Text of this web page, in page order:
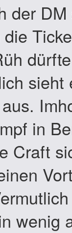
der
die
sieht
in
Craft
wenig